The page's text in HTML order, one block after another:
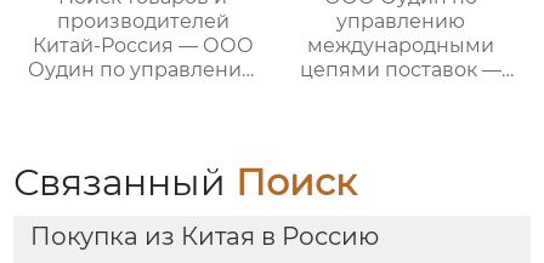
производителей
Китай-Россия — ООО
Оудин по управлению
управлению
международными
цепями поставок —
Связанный Поиск
Покупка из Китая в Россию